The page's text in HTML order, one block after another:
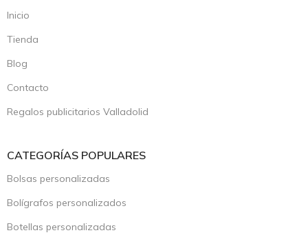
Inicio
Tienda
Blog
Contacto
Regalos publicitarios Valladolid
CATEGORÍAS POPULARES
Bolsas personalizadas
Bolígrafos personalizados
Botellas personalizadas